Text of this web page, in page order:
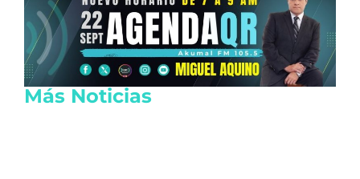
Más Noticias